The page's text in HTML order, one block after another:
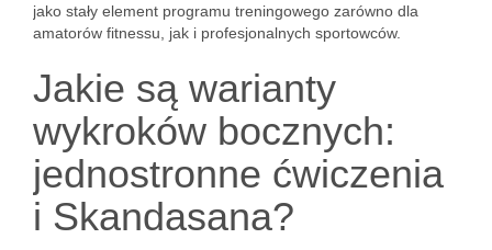
jako stały element programu treningowego zarówno dla
amatorów fitnessu, jak i profesjonalnych sportowców.
Jakie są warianty
wykroków bocznych:
jednostronne ćwiczenia
i Skandasana?